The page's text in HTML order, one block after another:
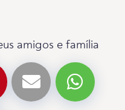
amigos e família